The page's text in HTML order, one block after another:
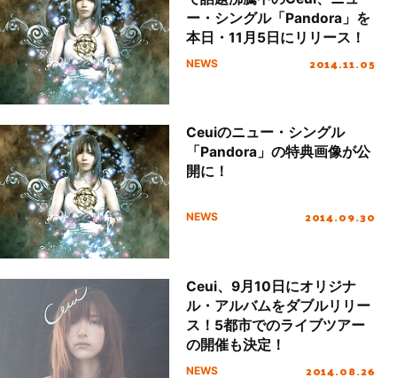
ー・シングル「Pandora」を
本日・11月5日にリリース！
NEWS 2014.11.05
Ceuiのニュー・シングル
「Pandora」の特典画像が公
開に！
NEWS 2014.09.30
Ceui、9月10日にオリジナ
ル・アルバムをダブルリリー
ス！5都市でのライブツアー
の開催も決定！
NEWS 2014.08.26